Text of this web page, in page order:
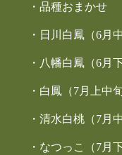
品種おまかせ
日川白鳳（6月
八幡白鳳（6月
白鳳（7月上中
清水白桃（7月
なつっこ（7月